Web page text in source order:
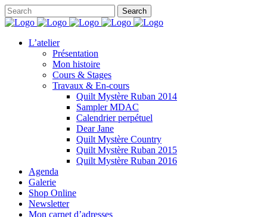
L’atelier
Présentation
Mon histoire
Cours & Stages
Travaux & En-cours
Quilt Mystère Ruban 2014
Sampler MDAC
Calendrier perpétuel
Dear Jane
Quilt Mystère Country
Quilt Mystère Ruban 2015
Quilt Mystère Ruban 2016
Agenda
Galerie
Shop Online
Newsletter
Mon carnet d’adresses